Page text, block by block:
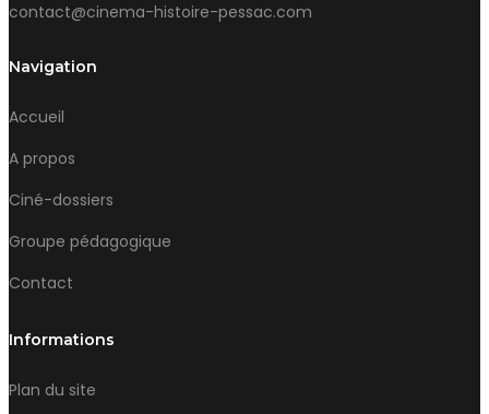
contact@cinema-histoire-pessac.com
Navigation
Accueil
A propos
Ciné-dossiers
Groupe pédagogique
Contact
Informations
Plan du site